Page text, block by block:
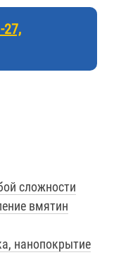
27,
сложности
вмятин
нанопокрытие